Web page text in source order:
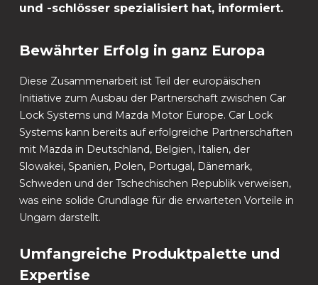
und -schlösser spezialisiert hat, informiert.
Bewährter Erfolg in ganz Europa
Diese Zusammenarbeit ist Teil der europäischen
Initiative zum Ausbau der Partnerschaft zwischen Car
Lock Systems und Mazda Motor Europe. Car Lock
Systems kann bereits auf erfolgreiche Partnerschaften
mit Mazda in Deutschland, Belgien, Italien, der
Slowakei, Spanien, Polen, Portugal, Dänemark,
Schweden und der Tschechischen Republik verweisen,
was eine solide Grundlage für die erwarteten Vorteile in
Ungarn darstellt.
Umfangreiche Produktpalette und
Expertise